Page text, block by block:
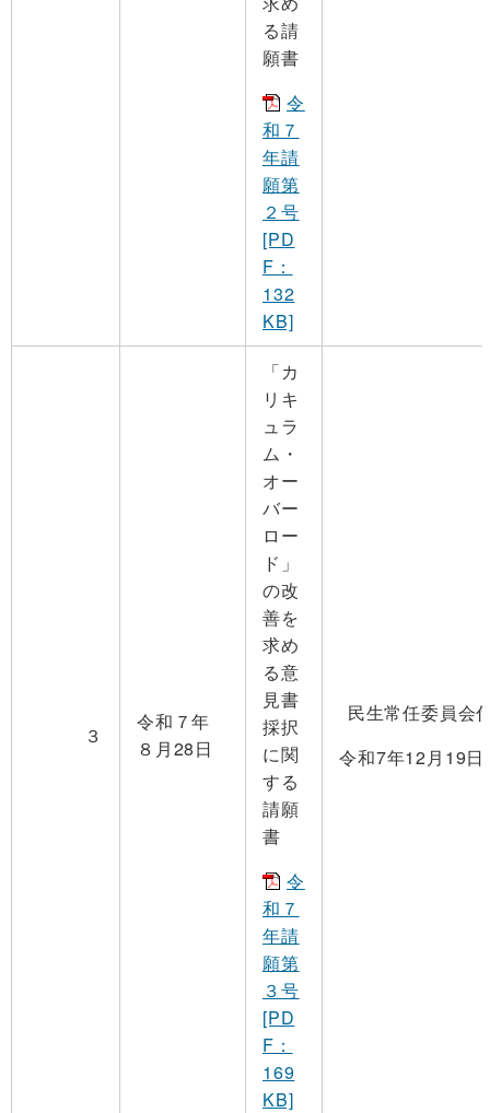
る請
願書
令
和７
年請
願第
２号
[PD
F：
132
KB]
３
令和７年
８月28日
「カ
リキ
ュラ
ム・
オー
バー
ロー
ド」
の改
善を
求め
る意
見書
採択
に関
する
請願
書
令
和７
年請
願第
３号
[PD
F：
169
KB]
民生常任委員会
令和7年12月19日